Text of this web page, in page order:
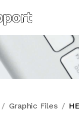
Graphic Files